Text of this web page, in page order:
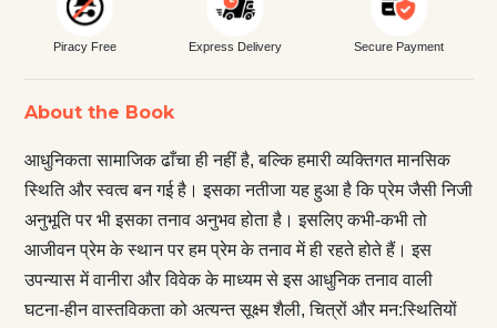
Piracy Free Express Delivery Secure Payment
About the Book
आधुनिकता सामाजिक ढाँचा ही नहीं है, बल्कि हमारी व्यक्तिगत मानसिक
स्थिति और स्वत्व बन गई है। इसका नतीजा यह हुआ है कि प्रेम जैसी निजी
अनुभूति पर भी इसका तनाव अनुभव होता है। इसलिए कभी-कभी तो
आजीवन प्रेम के स्थान पर हम प्रेम के तनाव में ही रहते होते हैं। इस
उपन्यास में वानीरा और विवेक के माध्यम से इस आधुनिक तनाव वाली
घटना-हीन वास्तविकता को अत्यन्त सूक्ष्म शैली, चित्रों और मन:स्थितियों